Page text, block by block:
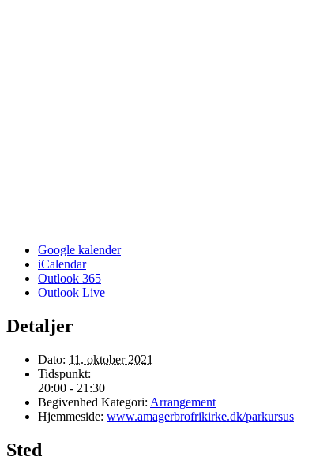
Google kalender
iCalendar
Outlook 365
Outlook Live
Detaljer
Dato: 11. oktober 2021
Tidspunkt:
20:00 - 21:30
Begivenhed Kategori: Arrangement
Hjemmeside: www.amagerbrofrikirke.dk/parkursus
Sted